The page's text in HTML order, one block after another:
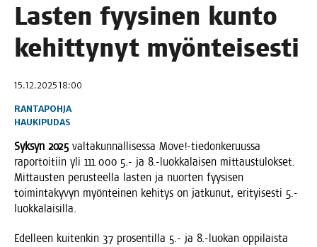
Las­ten fyy­si­nen kun­to
kehit­ty­nyt myönteisesti
15.12.2025 18:00
RANTAPOHJA
HAUKIPUDAS
Syk­syn 2025val­ta­kun­nal­li­ses­sa Move!-tiedonkeruussa
rapor­toi­tiin yli 111 000 5.- ja 8.-luokkalaisen mit­taus­tu­lok­set.
Mit­taus­ten perus­teel­la las­ten ja nuor­ten fyy­si­sen
toi­min­ta­ky­vyn myön­tei­nen kehi­tys on jat­ku­nut, eri­tyi­ses­ti 5.-
luokkalaisilla.
Edel­leen kui­ten­kin 37 pro­sen­til­la 5.- ja 8.-luokan oppi­lais­ta